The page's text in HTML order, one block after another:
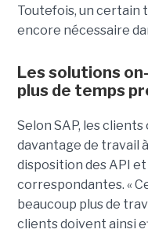
Toutefois, un certain
encore nécessaire
Les solutions
plus de temps
Selon SAP, les
davantage de travail
disposition des API
correspondantes. «
beaucoup plus de
clients doivent ainsi